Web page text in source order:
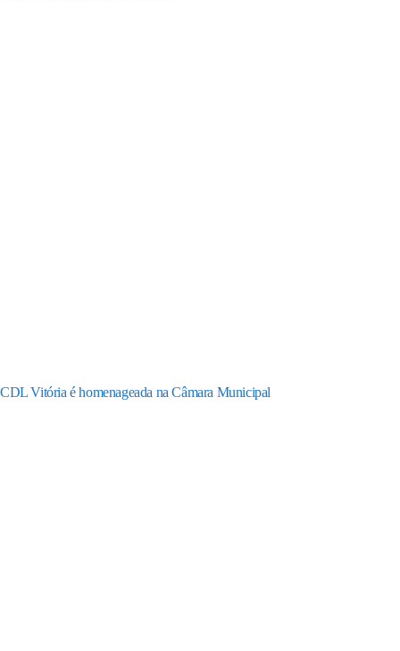
CDL Vitória é homenageada na Câmara Municipal